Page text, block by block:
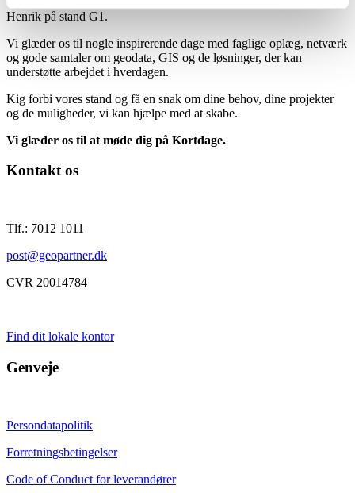
Henrik på stand G1.
Vi glæder os til nogle inspirerende dage med faglige oplæg, netværk
og gode samtaler om geodata, GIS og de løsninger, der kan
understøtte arbejdet i hverdagen.
Kig forbi vores stand og få en snak om dine behov, dine projekter
og de muligheder, vi kan hjælpe med at skabe.
Vi glæder os til at møde dig på Kortdage.
Kontakt os
Tlf.: 7012 1011
post@geopartner.dk
CVR 20014784
Find dit lokale kontor
Genveje
Persondatapolitik
Forretningsbetingelser
Code of Conduct for leverandører